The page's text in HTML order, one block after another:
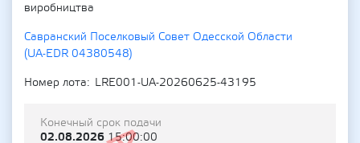
виробництва
Савранский Поселковый Совет Одесской Области
(UA-EDR 04380548)
Номер лота
LRE001-UA-20260625-43195
Конечный срок подачи
02.08.202615:00:00